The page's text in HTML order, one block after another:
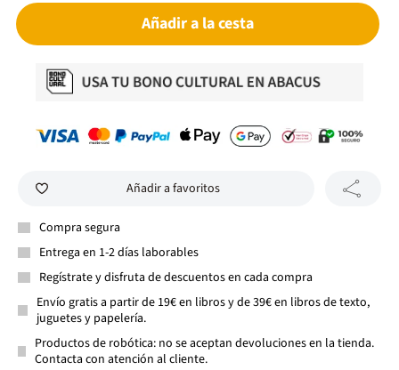
Añadir a la cesta
Añadir a favoritos
Compra segura
Entrega en 1-2 días laborables
Regístrate y disfruta de descuentos en cada compra
Envío gratis a partir de 19€ en libros y de 39€ en libros de texto,
juguetes y papelería.
Productos de robótica: no se aceptan devoluciones en la tienda.
Contacta con atención al cliente.